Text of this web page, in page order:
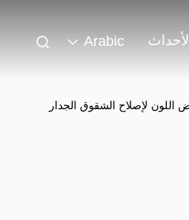
الأحداث Arabic